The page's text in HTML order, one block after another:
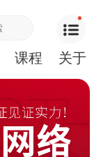
课程 关于